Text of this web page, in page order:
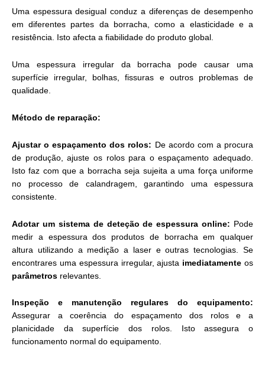
Uma espessura desigual conduz a diferenças de desempenho
em diferentes partes da borracha, como a elasticidade e a
resistência. Isto afecta a fiabilidade do produto global.
Uma espessura irregular da borracha pode causar uma
superfície irregular, bolhas, fissuras e outros problemas de
qualidade.
Método de reparação:
Ajustar o espaçamento dos rolos: De acordo com a procura
de produção, ajuste os rolos para o espaçamento adequado.
Isto faz com que a borracha seja sujeita a uma força uniforme
no processo de calandragem, garantindo uma espessura
consistente.
Adotar um sistema de deteção de espessura online: Pode
medir a espessura dos produtos de borracha em qualquer
altura utilizando a medição a laser e outras tecnologias. Se
encontrares uma espessura irregular, ajusta imediatamente os
parâmetros relevantes.
Inspeção e manutenção regulares do equipamento:
Assegurar a coerência do espaçamento dos rolos e a
planicidade da superfície dos rolos. Isto assegura o
funcionamento normal do equipamento.